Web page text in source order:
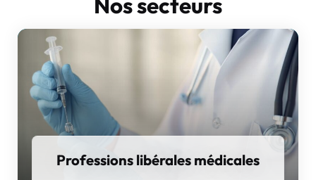
Professions libérales médicales